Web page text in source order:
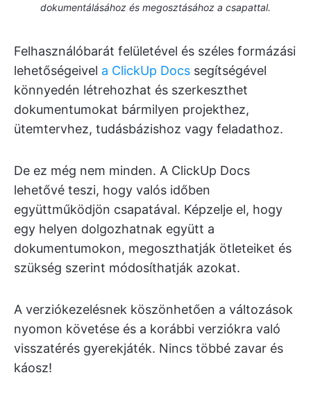
dokumentálásához és megosztásához a csapattal.
Felhasználóbarát felületével és széles formázási
lehetőségeivel a ClickUp Docs segítségével
könnyedén létrehozhat és szerkeszthet
dokumentumokat bármilyen projekthez,
ütemtervhez, tudásbázishoz vagy feladathoz.
De ez még nem minden. A ClickUp Docs
lehetővé teszi, hogy valós időben
együttműködjön csapatával. Képzelje el, hogy
egy helyen dolgozhatnak együtt a
dokumentumokon, megoszthatják ötleteiket és
szükség szerint módosíthatják azokat.
A verziókezelésnek köszönhetően a változások
nyomon követése és a korábbi verziókra való
visszatérés gyerekjáték. Nincs többé zavar és
káosz!